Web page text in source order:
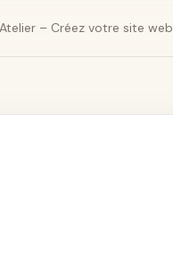
Atelier – Créez votre site web